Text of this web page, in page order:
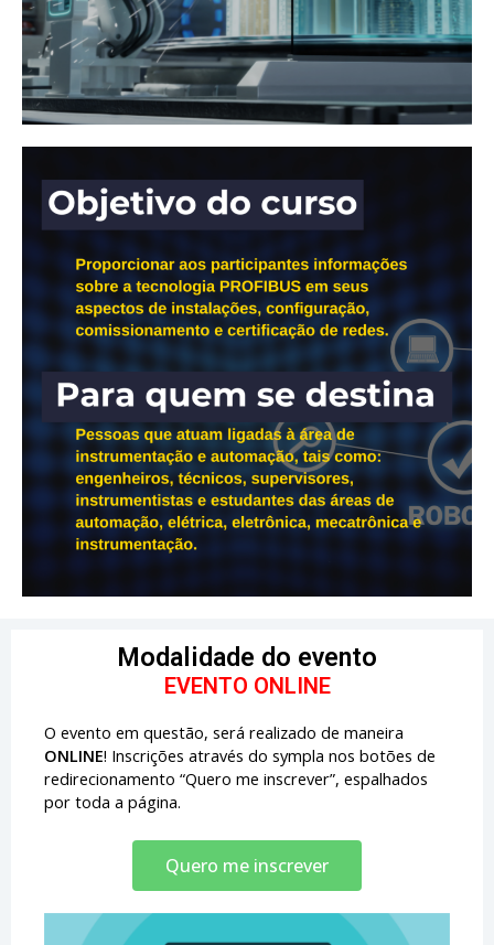
Modalidade do evento
EVENTO ONLINE
O evento em questão, será realizado de maneira
ONLINE! Inscrições através do sympla nos botões de
redirecionamento “Quero me inscrever”, espalhados
por toda a página.
Quero me inscrever